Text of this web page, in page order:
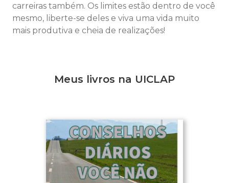
carreiras também. Os limites estão dentro de você
mesmo, liberte-se deles e viva uma vida muito
mais produtiva e cheia de realizações!
Meus livros na UICLAP